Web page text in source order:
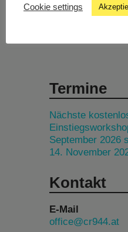
Termine
Nächste
September 2026
14. November
Kontakt
E-Mail
office@cr944.at
Cookie settings